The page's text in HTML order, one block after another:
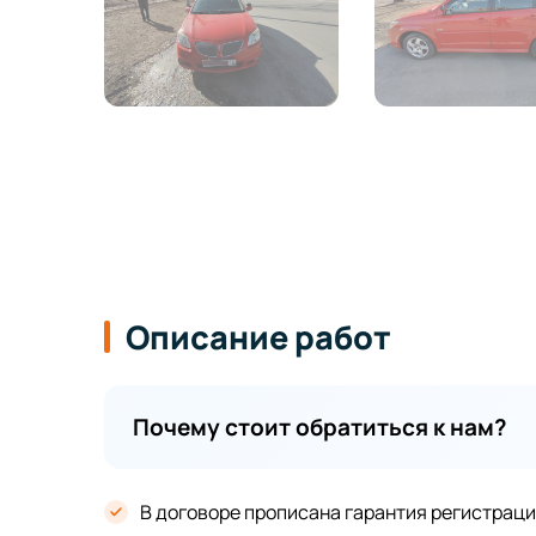
Описание работ
Почему стоит обратиться к нам?
В договоре прописана гарантия